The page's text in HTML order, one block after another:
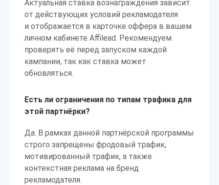
Актуальная ставка вознаграждения зависит
от действующих условий рекламодателя
и отображается в карточке оффера в вашем
личном кабинете Affilead. Рекомендуем
проверять её перед запуском каждой
кампании, так как ставка может
обновляться.
Есть ли ограничения по типам трафика для
этой партнёрки?
Да. В рамках данной партнёрской программы
строго запрещены фродовый трафик,
мотивированный трафик, а также
контекстная реклама на бренд
рекламодателя.